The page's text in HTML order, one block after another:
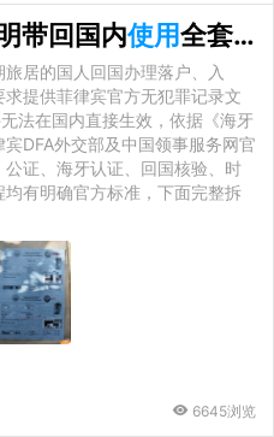
带回国内使用全套手续流程详解
居的国人回国办理落户、入
提供菲律宾官方无犯罪记录文
法在国内直接生效，依据《海牙
DFA外交部及中国领事服务网官
证、海牙认证、回国核验、时
有明确官方标准，下面完整拆
6645浏览